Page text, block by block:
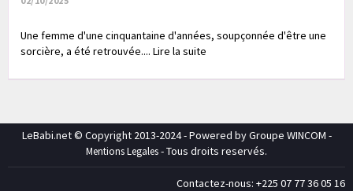
Une femme d'une cinquantaine d'années, soupçonnée d'être une
sorcière, a été retrouvée.... Lire la suite
LeBabi.net © Copyright 2013-2024 - Powered by Groupe WINCOM -
Mentions Legales- Tous droits reservés.
Contactez-nous: +225 07 77 36 05 16